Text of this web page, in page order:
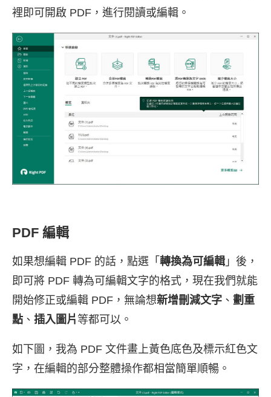
裡即可開啟 PDF，進行閱讀或編輯。
PDF 編輯
如果想編輯 PDF 的話，點選「 轉換為可編輯 」後，
即可將 PDF 轉為可編輯文字的格式，現在我們就能
開始修正或編輯 PDF，無論想新增刪減文字 、 劃重
點 、 插入圖片 等都可以。
如下圖，我為 PDF 文件畫上黃色底色及標示紅色文
字，在編輯的部分整體操作都相當簡單順暢。